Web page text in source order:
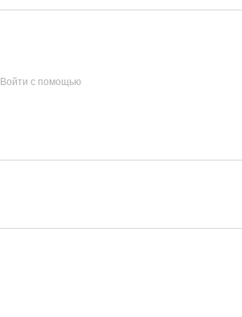
Войти с помощью